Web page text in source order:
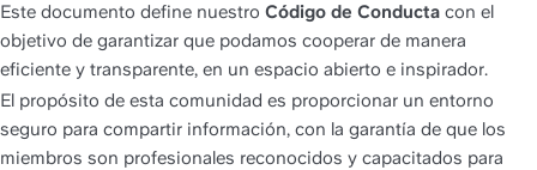
Este documento define nuestro Código de Conducta con el
objetivo de garantizar que podamos cooperar de manera
eficiente y transparente, en un espacio abierto e inspirador.
El propósito de esta comunidad es proporcionar un entorno
seguro para compartir información, con la garantía de que los
miembros son profesionales reconocidos y capacitados para